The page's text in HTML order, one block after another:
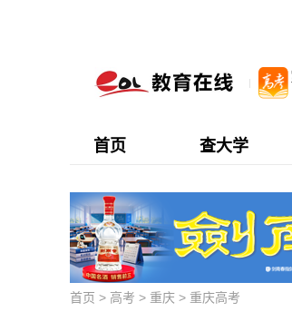
首页 查大学
首页 > 高考 > 重庆 > 重庆高考